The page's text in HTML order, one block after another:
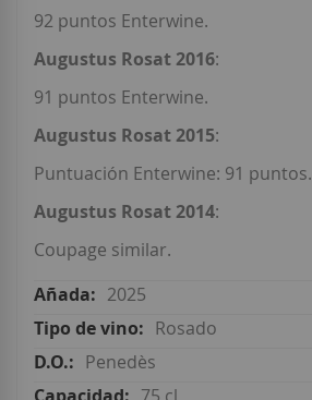
92 puntos Enterwine.
Augustus Rosat 2016:
91 puntos Enterwine.
Augustus Rosat 2015:
Puntuación Enterwine: 91 puntos.
Augustus Rosat 2014:
Coupage similar.
2025
Rosado
Penedès